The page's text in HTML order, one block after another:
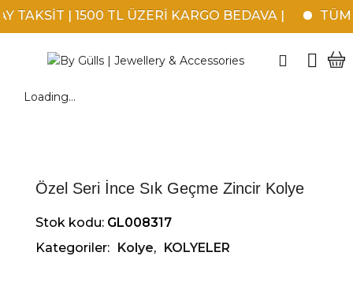
TAKSİT | 1500 TL ÜZERİ KARGO BEDAVA | TÜM
Loading...
Özel Seri İnce Sık Geçme Zincir Kolye
Stok kodu: GL008317
Kategoriler: Kolye, KOLYELER